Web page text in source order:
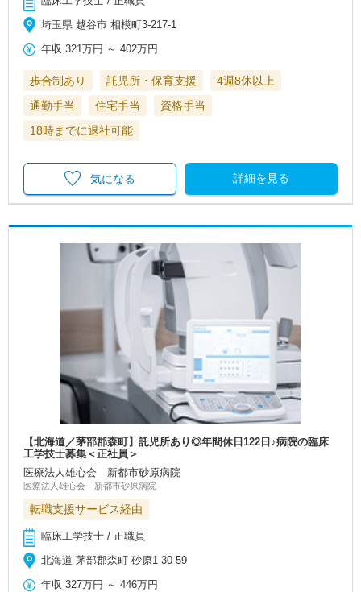
埼玉県 越谷市 相模町3-217-1
年収 321万円 ～402万円
歩合制あり 託児所・保育支援
4週8休以上
通勤手当
住宅手当
資格手当
18時までに退社可能
詳細を見る
気になる
【北海道／茅部郡森町】託児所あり◎年間休日122日♪病院の臨床
工学技士募集＜正社員＞
医療法人雄心会 新都市砂原病院
医療法人雄心会 新都市砂原病院
転職支援サービス経由
臨床工学技士 / 正職員
北海道 茅部郡森町 砂原1-30-59
年収 327万円 ～446万円